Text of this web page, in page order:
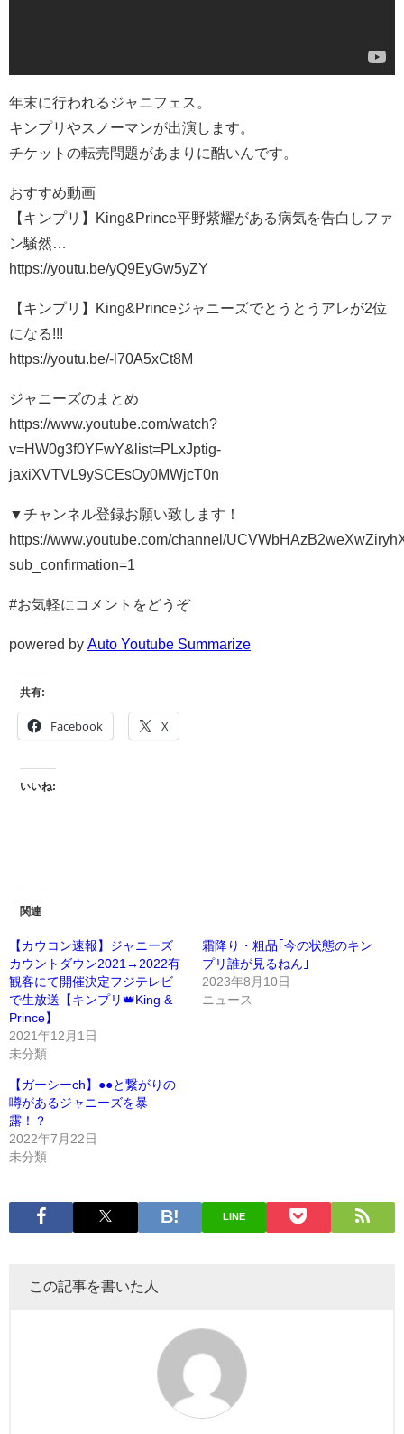
年末に行われるジャニフェス。
キンプリやスノーマンが出演します。
チケットの転売問題があまりに酷いんです。
おすすめ動画
【キンプリ】King&Prince平野紫耀がある病気を告白しファ
ン騒然…
https://youtu.be/yQ9EyGw5yZY
【キンプリ】King&Princeジャニーズでとうとうアレが2位
になる!!!
https://youtu.be/-l70A5xCt8M
ジャニーズのまとめ
https://www.youtube.com/watch?
v=HW0g3f0YFwY&list=PLxJptig-
jaxiXVTVL9ySCEsOy0MWjcT0n
▼チャンネル登録お願い致します！
https://www.youtube.com/channel/
sub_confirmation=1
#お気軽にコメントをどうぞ
powered by Auto Youtube Summarize
共有:
Facebook X
いいね:
関連
【カウコン速報】ジャニーズ
カウントダウン2021→2022有
観客にて開催決定フジテレビ
で生放送【キンプリ👑King &
Prince】
2021年12月1日
未分類
霜降り・粗品｢今の状態のキン
プリ誰が見るねん｣
2023年8月10日
ニュース
【ガーシーch】●●と繋がりの
噂があるジャニーズを暴
露！？
2022年7月22日
未分類
LINE
この記事を書いた人